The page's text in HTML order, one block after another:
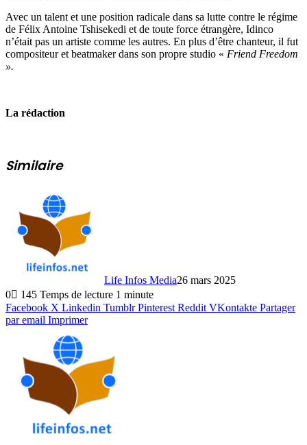
Avec un talent et une position radicale dans sa lutte contre le régime
de Félix Antoine Tshisekedi et de toute force étrangère, Idinco
n’était pas un artiste comme les autres. En plus d’être chanteur, il fut
compositeur et beatmaker dans son propre studio « Friend Freedom
».
La rédaction
Similaire
Life Infos Media26 mars 2025
0
145 Temps de lecture 1 minute
Facebook X Linkedin Tumblr Pinterest Reddit VKontakte Partager
par email Imprimer